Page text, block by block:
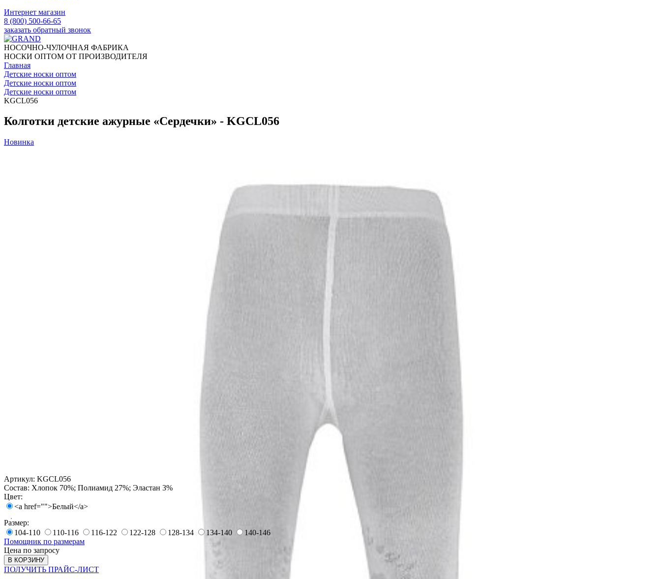
Интернет магазин
8 (800) 500-66-65
заказать обратный звонок
НОСОЧНО-ЧУЛОЧНАЯ ФАБРИКА
НОСКИ ОПТОМ ОТ ПРОИЗВОДИТЕЛЯ
Главная
Детские носки оптом
Детские носки оптом
Детские носки оптом
KGCL056
Колготки детские ажурные «Сердечки» - KGCL056
Новинка
Артикул: KGCL056
Состав: Хлопок 70%; Полиамид 27%; Эластан 3%
Цвет:
<a href="">Белый</a>
Размер:
104-110
110-116 116-122 122-128 128-134 134-140
140-146
Помощник по размерам
Цена по запросу
В КОРЗИНУ
ПОЛУЧИТЬ ПРАЙС-ЛИСТ